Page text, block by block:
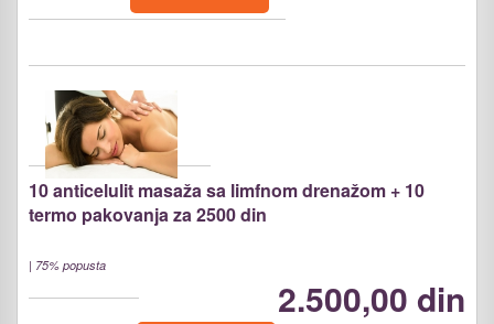
10 anticelulit masaža sa limfnom drenažom + 10
termo pakovanja za 2500 din
| 75% popusta
2.500,00 din